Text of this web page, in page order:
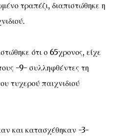
τραπέζι, διαπιστώθηκε η
ότι ο 65χρονος, είχε
-9- συλληφθέντες τη
τυχερού παιχνιδιού
και κατασχέθηκαν -3-